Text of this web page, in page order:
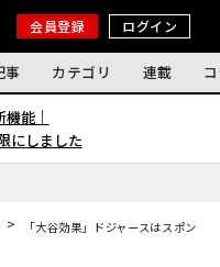
会員登録 ログイン
事 カテゴリ 連載
能｜
にしました
「大谷効果」ドジャースはスポン